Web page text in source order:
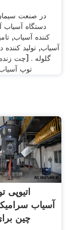
در صنعت
دستگاه آسیاب
کننده آسیاب,
آسیاب, تولید کننده
گلوله . [چت
توپ
اتیوپی
آسیاب
چین